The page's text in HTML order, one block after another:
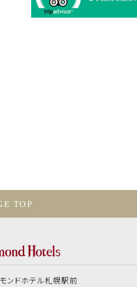
TOP
ンドホテル札幌駅前